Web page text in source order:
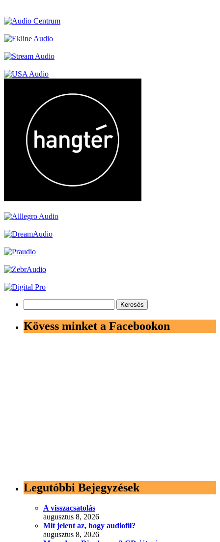
Kövess minket a Facebookon
Legutóbbi Bejegyzések
A visszacsatolás
augusztus 8, 2026
Mit jelent az, hogy audiofil?
augusztus 8, 2026